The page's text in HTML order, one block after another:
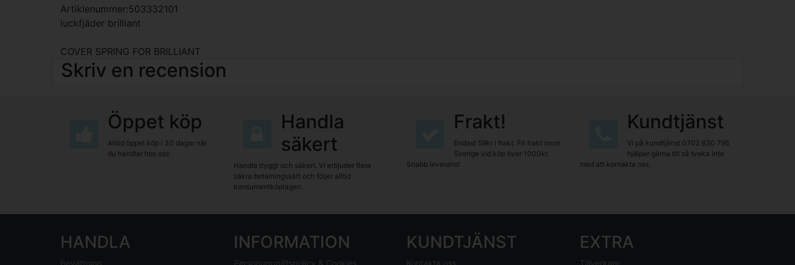
Artiklenummer:503332101
luckfjäder brilliant
COVER SPRING FOR BRILLIANT
Skriv en recension
Öppet köp
Alltid öppet köp i 30 dagar när
du handlar hos oss
Handla
säkert
Handla tryggt och säkert. Vi erbjuder flera
säkra betalningssätt och följer alltid
konsumentköplagen.
Frakt!
Endast 59kr i frakt. Fri frakt inom
Sverige vid köp över 1000kr.
Snabb leverans!
Kundtjänst
Vi på kundtjänst 0702 630 795
hjälper gärna till så tveka inte
med att kontakta oss.
HANDLA
Bevattning
INFORMATION
Personuppgiftspolicy & Cookies
KUNDTJÄNST
Kontakta oss
EXTRA
Tillverkare